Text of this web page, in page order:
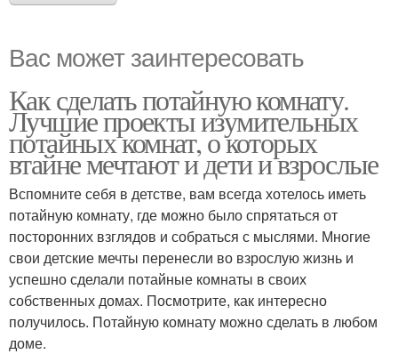
Вас может заинтересовать
Как сделать потайную комнату.
Лучшие проекты изумительных
потайных комнат, о которых
втайне мечтают и дети и взрослые
Вспомните себя в детстве, вам всегда хотелось иметь
потайную комнату, где можно было спрятаться от
посторонних взглядов и собраться с мыслями. Многие
свои детские мечты перенесли во взрослую жизнь и
успешно сделали потайные комнаты в своих
собственных домах. Посмотрите, как интересно
получилось. Потайную комнату можно сделать в любом
доме.